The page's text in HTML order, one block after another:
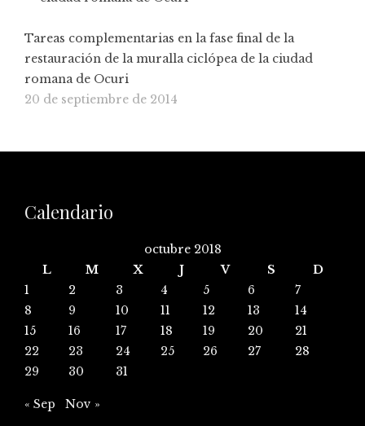
Tareas complementarias en la fase final de la
restauración de la muralla ciclópea de la ciudad
romana de Ocuri
20 de septiembre de 2014
Calendario
octubre 2018
L
M X J V S
D
1
2 3 4 5 6
7
8
9 10 11 12 13
14
15
16 17 18 19 20
21
22
23 24 25 26 27
28
29
30 31
« Sep Nov »